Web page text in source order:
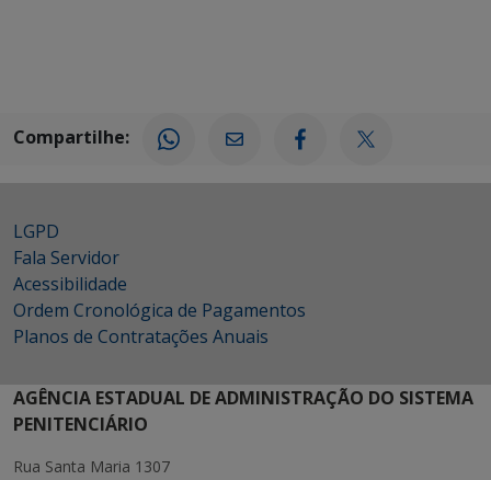
Compartilhe:
LGPD
Fala Servidor
Acessibilidade
Ordem Cronológica de Pagamentos
Planos de Contratações Anuais
AGÊNCIA ESTADUAL DE ADMINISTRAÇÃO DO SISTEMA
PENITENCIÁRIO
Rua Santa Maria 1307